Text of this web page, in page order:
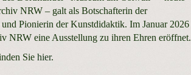
NRW – galt als Botschafterin der
Pionierin der Kunstdidaktik. Im Januar 2026
NRW eine Ausstellung zu ihren Ehren eröffnet.
Sie hier.